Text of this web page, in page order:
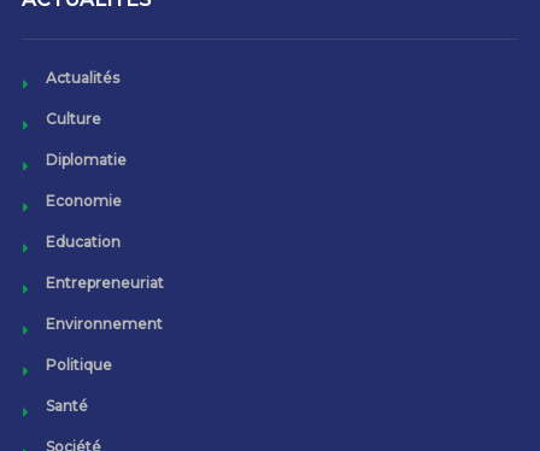
Actualités
Culture
Diplomatie
Economie
Education
Entrepreneuriat
Environnement
Politique
Santé
Société